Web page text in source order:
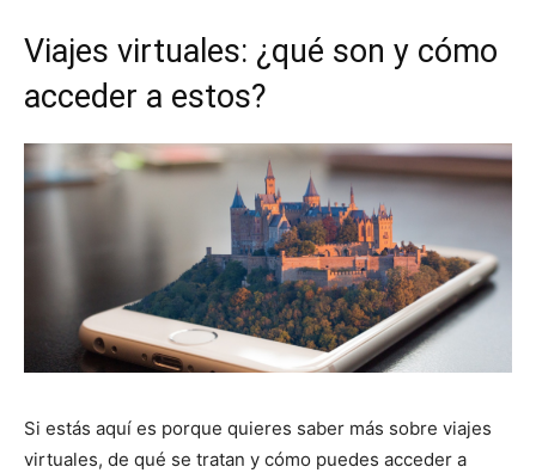
Viajes virtuales: ¿qué son y cómo
acceder a estos?
Si estás aquí es porque quieres saber más sobre viajes
virtuales, de qué se tratan y cómo puedes acceder a